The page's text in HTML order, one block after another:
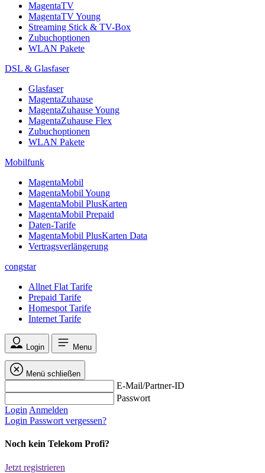
MagentaTV
MagentaTV Young
Streaming Stick & TV-Box
Zubuchoptionen
WLAN Pakete
DSL & Glasfaser
Glasfaser
MagentaZuhause
MagentaZuhause Young
MagentaZuhause Flex
Zubuchoptionen
WLAN Pakete
Mobilfunk
MagentaMobil
MagentaMobil Young
MagentaMobil PlusKarten
MagentaMobil Prepaid
Daten-Tarife
MagentaMobil PlusKarten Data
Vertragsverlängerung
congstar
Allnet Flat Tarife
Prepaid Tarife
Homespot Tarife
Internet Tarife
Login Menu
Menü schließen
E-Mail/Partner-ID
Passwort
Login Anmelden
Login Passwort vergessen?
Noch kein Telekom Profi?
Jetzt registrieren